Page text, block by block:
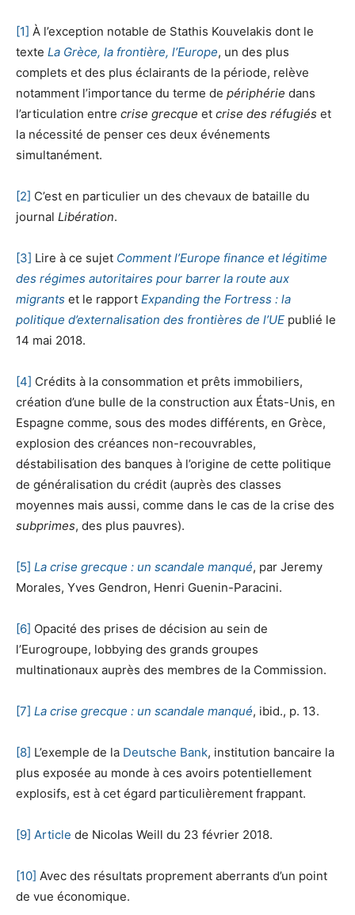
[1] À l’exception notable de Stathis Kouvelakis dont le
texte La Grèce, la frontière, l’Europe, un des plus
complets et des plus éclairants de la période, relève
notamment l’importance du terme de périphérie dans
l’articulation entre crise grecque et crise des réfugiés et
la nécessité de penser ces deux événements
simultanément.
[2] C’est en particulier un des chevaux de bataille du
journal Libération.
[3] Lire à ce sujet Comment l’Europe finance et légitime
des régimes autoritaires pour barrer la route aux
migrants et le rapport Expanding the Fortress : la
politique d’externalisation des frontières de l’UE publié le
14 mai 2018.
[4] Crédits à la consommation et prêts immobiliers,
création d’une bulle de la construction aux États-Unis, en
Espagne comme, sous des modes différents, en Grèce,
explosion des créances non-recouvrables,
déstabilisation des banques à l’origine de cette politique
de généralisation du crédit (auprès des classes
moyennes mais aussi, comme dans le cas de la crise des
subprimes, des plus pauvres).
[5] La crise grecque : un scandale manqué, par Jeremy
Morales, Yves Gendron, Henri Guenin-Paracini.
[6] Opacité des prises de décision au sein de
l’Eurogroupe, lobbying des grands groupes
multinationaux auprès des membres de la Commission.
[7] La crise grecque : un scandale manqué, ibid., p. 13.
[8] L’exemple de la Deutsche Bank, institution bancaire la
plus exposée au monde à ces avoirs potentiellement
explosifs, est à cet égard particulièrement frappant.
[9] Article de Nicolas Weill du 23 février 2018.
[10] Avec des résultats proprement aberrants d’un point
de vue économique.